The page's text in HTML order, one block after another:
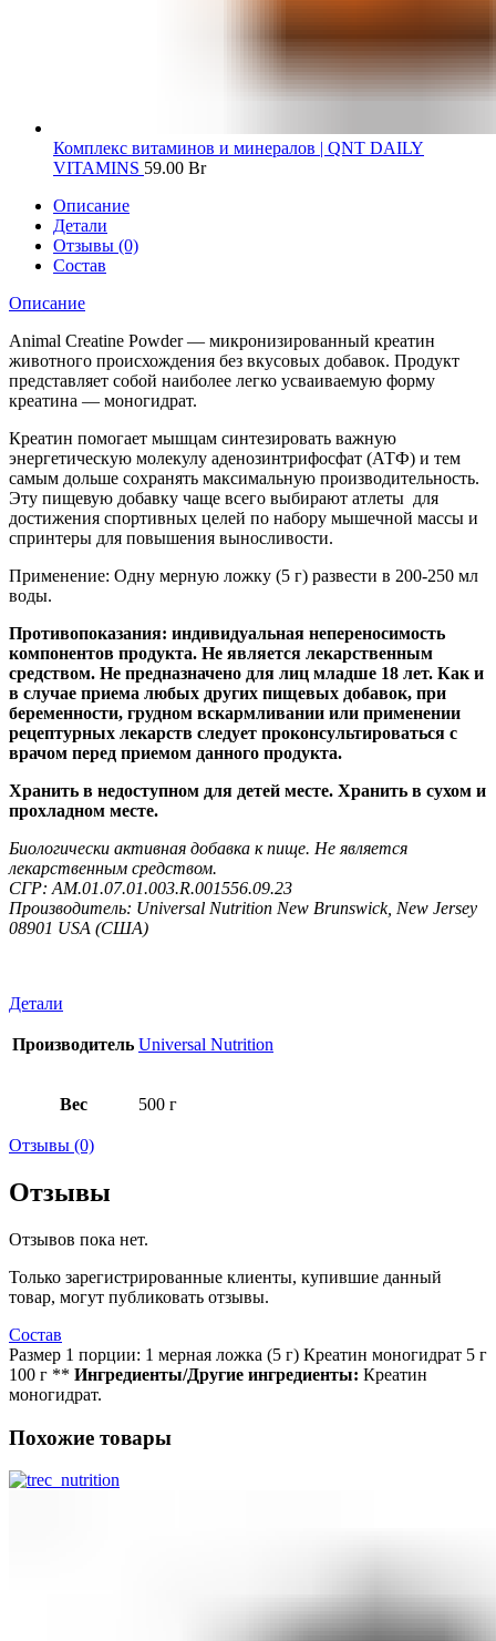
Комплекс витаминов и минералов | QNT DAILY
VITAMINS 59.00 Br
Описание
Детали
Отзывы (0)
Состав
Описание
Animal Creatine Powder — микронизированный креатин
животного происхождения без вкусовых добавок. Продукт
представляет собой наиболее легко усваиваемую форму
креатина — моногидрат.
Креатин помогает мышцам синтезировать важную
энергетическую молекулу аденозинтрифосфат (АТФ) и тем
самым дольше сохранять максимальную производительность.
Эту пищевую добавку чаще всего выбирают атлеты для
достижения спортивных целей по набору мышечной массы и
спринтеры для повышения выносливости.
Применение: Одну мерную ложку (5 г) развести в 200-250 мл
воды.
Противопоказания: индивидуальная непереносимость
компонентов продукта. Не является лекарственным
средством. Не предназначено для лиц младше 18 лет. Как и
в случае приема любых других пищевых добавок, при
беременности, грудном вскармливании или применении
рецептурных лекарств следует проконсультироваться с
врачом перед приемом данного продукта.
Хранить в недоступном для детей месте. Хранить в сухом и
прохладном месте.
Биологически активная добавка к пище. Не является
лекарственным средством.
СГР: AM.01.07.01.003.R.001556.09.23
Производитель: Universal Nutrition New Brunswick, New Jersey
08901 USA (США)
Детали
Производитель Universal Nutrition
Вес 500 г
Отзывы (0)
Отзывы
Отзывов пока нет.
Только зарегистрированные клиенты, купившие данный
товар, могут публиковать отзывы.
Состав
Размер 1 порции: 1 мерная ложка (5 г) Креатин моногидрат 5 г
100 г ** Ингредиенты/Другие ингредиенты: Креатин
моногидрат.
Похожие товары